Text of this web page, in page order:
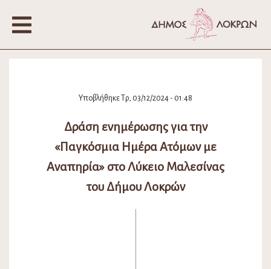
Υποβλήθηκε Τρ, 03/12/2024 - 01:48
Δράση ενημέρωσης για την
«Παγκόσμια Ημέρα Ατόμων με
Αναπηρία» στο Λύκειο Μαλεσίνας
του Δήμου Λοκρών